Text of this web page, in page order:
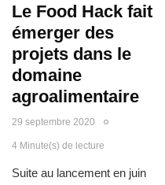
Le Food Hack fait
émerger des
projets dans le
domaine
agroalimentaire
29 septembre 2020
4 Minute(s) de lecture
Suite au lancement en juin